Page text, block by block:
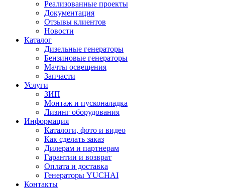
Реализованные проекты
Документация
Отзывы клиентов
Новости
Каталог
Дизельные генераторы
Бензиновые генераторы
Мачты освещения
Запчасти
Услуги
ЗИП
Монтаж и пусконаладка
Лизинг оборудования
Информация
Каталоги, фото и видео
Как сделать заказ
Дилерам и партнерам
Гарантии и возврат
Оплата и доставка
Генераторы YUCHAI
Контакты